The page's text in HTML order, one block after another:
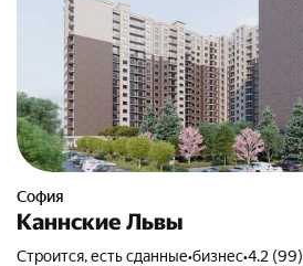
София
Каннские Львы
Строится, есть сданные•бизнес•4.2 (99)